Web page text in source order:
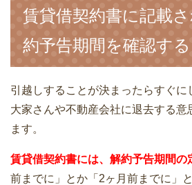
トとデメリット
賃貸借契約書に記載
約予告期間を確認する
引越しすることが決まったらすぐに
大家さんや不動産会社に退去する意
ます。
賃貸借契約書には、解約予告期間の
前までに」とか「2ヶ月前までに」